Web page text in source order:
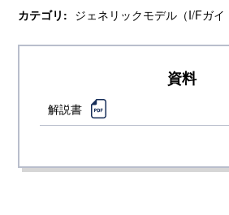
カテゴリ: ジェネリックモデル（I/Fガイ
資料
解説書